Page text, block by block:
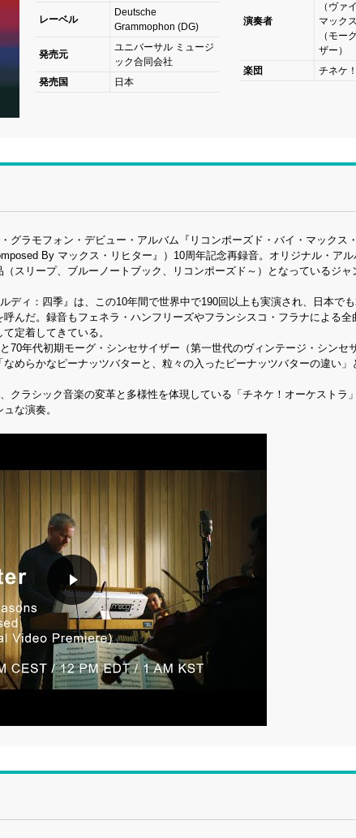
レーベル
Deutsche
Grammophon (DG)
発売元
ユニバーサル ミュージ
ック合同会社
発売国
日本
演奏者
（ヴァ
マック
（モー
ザー）
楽団
チネケ
グラモフォン・デビュー・アルバム『リコンポーズド・バイ・マックス
By マックス・リヒター』）10周年記念再録音。オリジナル・アル
スリープ、ブルーノートブック、リコンポーズド～）となっているジャ
ィ：四季』は、この10年間で世界中で190回以上も実演され、日本でも
んだ。録音もフェネラ・ハンフリーズやフランシスコ・フラナによる全
定着してきている。
70年代初期モーグ・シンセサイザー（第一世代のヴィンテージ・シンセ
めらかなピーナッツバターと、粒々の入ったピーナッツバターの違い」
クラシック音楽の変革と多様性を体現している「チネケ！オーケストラ
な演奏。